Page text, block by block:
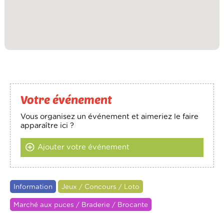
Votre événement
Vous organisez un événement et aimeriez le faire
apparaître ici ?
Ajouter votre événement
Information Jeux / Concours / Loto
Marché aux puces / Braderie / Brocante